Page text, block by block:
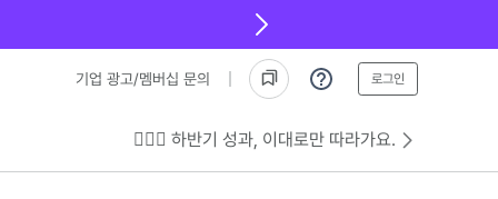
기업 광고/멤버십 문의 로그인
💁🏻‍♂️ 하반기 성과, 이대로만 따라가요.